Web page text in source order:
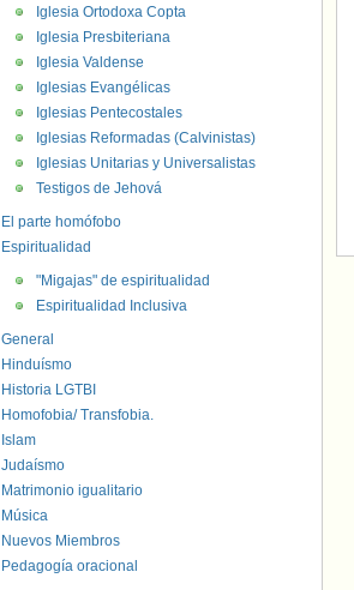
Iglesia Ortodoxa Copta
Iglesia Presbiteriana
Iglesia Valdense
Iglesias Evangélicas
Iglesias Pentecostales
Iglesias Reformadas (Calvinistas)
Iglesias Unitarias y Universalistas
Testigos de Jehová
El parte homófobo
Espiritualidad
"Migajas" de espiritualidad
Espiritualidad Inclusiva
General
Hinduísmo
Historia LGTBI
Homofobia/ Transfobia.
Islam
Judaísmo
Matrimonio igualitario
Música
Nuevos Miembros
Pedagogía oracional